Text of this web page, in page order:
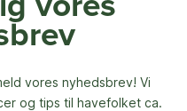
vores
vores nyhedsbrev! Vi
og tips til havefolket ca.